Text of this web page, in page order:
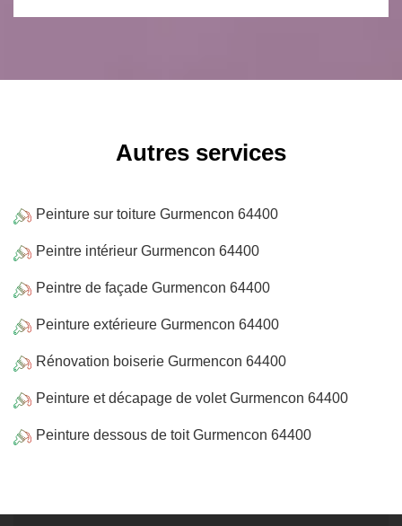
Autres services
Peinture sur toiture Gurmencon 64400
Peintre intérieur Gurmencon 64400
Peintre de façade Gurmencon 64400
Peinture extérieure Gurmencon 64400
Rénovation boiserie Gurmencon 64400
Peinture et décapage de volet Gurmencon 64400
Peinture dessous de toit Gurmencon 64400